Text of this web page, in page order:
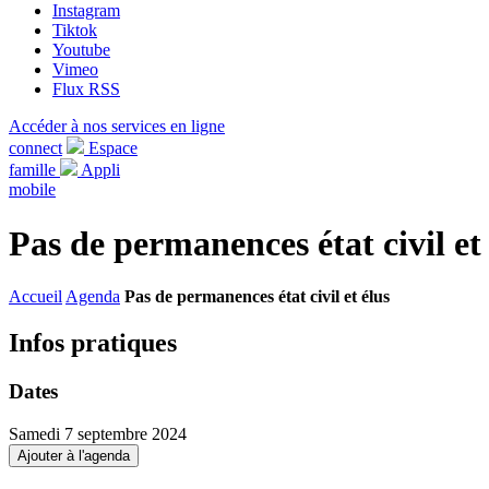
Instagram
Tiktok
Youtube
Vimeo
Flux RSS
Accéder à nos services en ligne
connect
Espace
famille
Appli
mobile
Pas de permanences état civil et
Accueil Agenda Pas de permanences état civil et élus
Infos pratiques
Dates
Samedi 7 septembre 2024
Ajouter à l'agenda